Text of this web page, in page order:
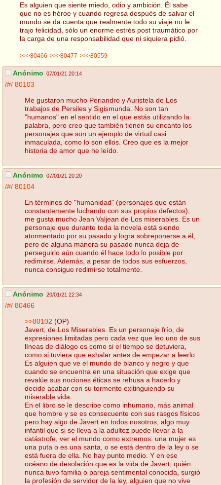
Es alguien que siente miedo, odio y ambición. Él sabe
que no es héroe y cuando regresa después de salvar el
mundo se da cuenta que realmente todo su viaje no le
trajo felicidad, sólo un enorme estrés post traumático por
la carga de una responsabilidad que ni siquiera pidió.
>>>80466 >>>80477 >>>80559
Anónimo 07/01/21 20:14
/#/ 80103
Me gustaron mucho Periandro y Auristela de Los
trabajos de Persiles y Sigismunda. No son tan
"humanos" en el sentido en el que estás utilizando la
palabra, pero creo que también tienen su encanto los
personajes que son un ejemplo de virtud casi
inmaculada, como lo son ellos. Creo que es la mejor
historia de amor que he leído.
Anónimo 07/01/21 20:20
/#/ 80104
En términos de "humanidad" (personajes que están
constantemente luchando con sus propios defectos),
me gusta mucho Jean Valjean de Los miserables. Es un
personaje que durante toda la novela está siendo
atormentado por su pasado y logra sobreponerse a él,
pero de alguna manera su pasado nunca deja de
perseguirlo aún cuando él hace todo lo posible por
redimirse. Además, a pesar de todos sus esfuerzos,
nunca consigue redimirse totalmente.
Anónimo 20/01/21 22:34
/#/ 80466
>>80102 (OP)
Javert, de Los Miserables. Es un personaje frío, de
expresiones limitadas pero cada vez que leo uno de sus
líneas de diálogo es como si el tiempo se detuviera,
como si tuviera que exhalar antes de empezar a leerlo.
Es alguien que ve el mundo de blanco y negro y que
cuando se encuentra en una situación que exige que
revalúe sus nociones éticas se rehusa a hacerlo y
decide acabar con su tormento exitinguiendo su
miserable vida.
En el libro se le describe como inhumano, más animal
que hombre y se es consecuente con sus rasgos físicos
pero hay algo de Javert en todos nosotros, algo muy
infantil que si se lleva a la adultez puede llevar a la
catástrofe, ver el mundo como extremos: una mujer es
una puta o es una santa, o se está dentro de la ley o se
está fuera de ella. No hay punto medio. Y en ese
océano de desolación que es la vida de Javert, quién
nunca tuvo familia o pareja sentimental conocida, surgió
la profesión de servidor de la ley, alguien que no vive